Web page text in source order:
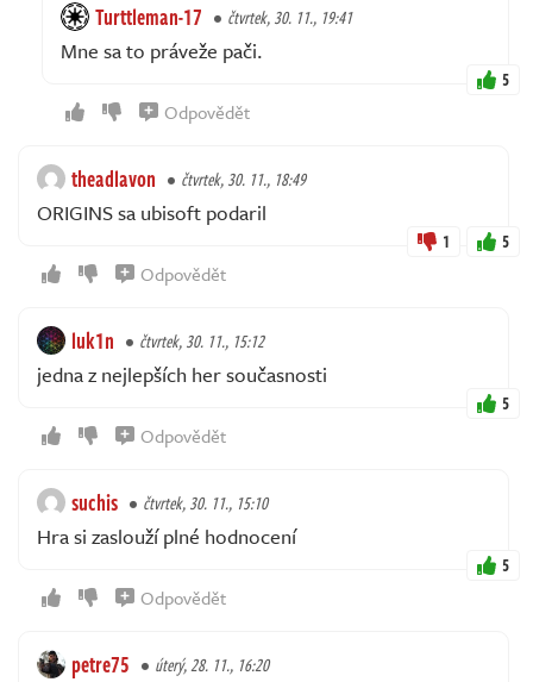
Turttleman-17 čtvrtek, 30. 11., 19:41
Mne sa to práveže pači.
5
Odpovědět
theadlavon čtvrtek, 30. 11., 18:49
ORIGINS sa ubisoft podaril
1 5
Odpovědět
luk1n čtvrtek, 30. 11., 15:12
jedna z nejlepších her současnosti
5
Odpovědět
suchis čtvrtek, 30. 11., 15:10
Hra si zaslouží plné hodnocení
5
Odpovědět
petre75 úterý, 28. 11., 16:20